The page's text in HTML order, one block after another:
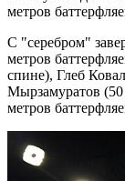
метров
С "серебром"
метров
спине), Глеб
Мырзамуратов
метров